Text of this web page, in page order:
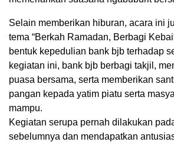
Selain memberikan hiburan, acara ini
tema “Berkah Ramadan, Berbagi
bentuk kepedulian bank bjb terhadap
kegiatan ini, bank bjb berbagi takjil,
puasa bersama, serta memberikan
pangan kepada yatim piatu serta
mampu.
Kegiatan serupa pernah dilakukan
sebelumnya dan mendapatkan